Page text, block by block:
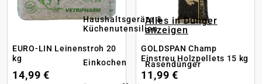
Haushaltsgeräte &
Küchenutensilien
Einkochen
Alles in Dünger
anzeigen
Rasendünger
EURO-LIN Leinenstroh 20
kg
14,99 €
GOLDSPAN Champ
Einstreu Holzpellets 15 kg
11,99 €